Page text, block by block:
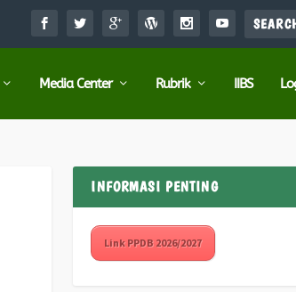
Media Center Rubrik IIBS
INFORMASI PENTING
Link PPDB 2026/2027